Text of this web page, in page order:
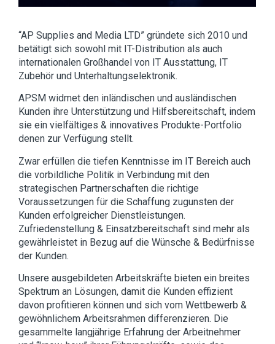
“AP Supplies and Media LTD” gründete sich 2010 und
betätigt sich sowohl mit IT-Distribution als auch
internationalen Großhandel von IT Ausstattung, IT
Zubehör und Unterhaltungselektronik.
APSM widmet den inländischen und ausländischen
Kunden ihre Unterstützung und Hilfsbereitschaft, indem
sie ein vielfältiges & innovatives Produkte-Portfolio
denen zur Verfügung stellt.
Zwar erfüllen die tiefen Kenntnisse im IT Bereich auch
die vorbildliche Politik in Verbindung mit den
strategischen Partnerschaften die richtige
Voraussetzungen für die Schaffung zugunsten der
Kunden erfolgreicher Dienstleistungen.
Zufriedenstellung & Einsatzbereitschaft sind mehr als
gewährleistet in Bezug auf die Wünsche & Bedürfnisse
der Kunden.
Unsere ausgebildeten Arbeitskräfte bieten ein breites
Spektrum an Lösungen, damit die Kunden effizient
davon profitieren können und sich vom Wettbewerb &
gewöhnlichem Arbeitsrahmen differenzieren. Die
gesammelte langjährige Erfahrung der Arbeitnehmer